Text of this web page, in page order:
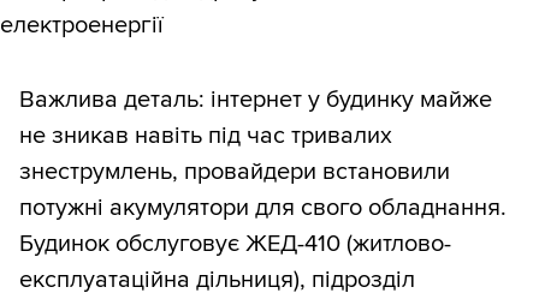
електроенергії
Важлива деталь: інтернет у будинку майже
не зникав навіть під час тривалих
знеструмлень, провайдери встановили
потужні акумулятори для свого обладнання.
Будинок обслуговує ЖЕД-410 (житлово-
експлуатаційна дільниця), підрозділ